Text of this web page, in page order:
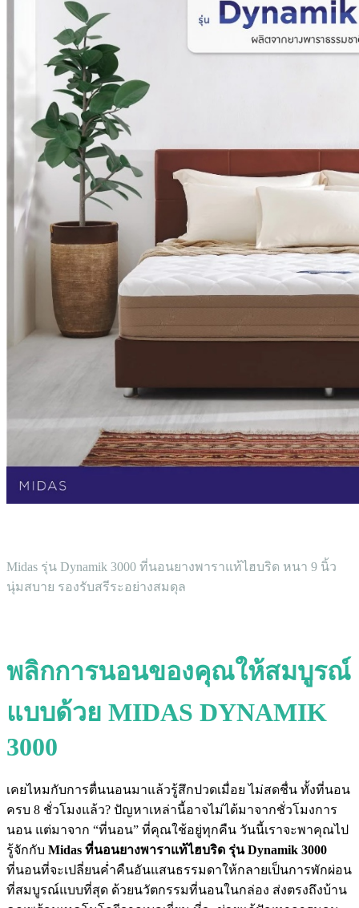
Midas รุ่น Dynamik 3000 ที่นอนยางพาราแท้ไฮบริด หนา 9 นิ้ว
นุ่มสบาย รองรับสรีระอย่างสมดุล
พลิกการนอนของคุณให้สมบูรณ์
แบบด้วย MIDAS DYNAMIK
3000
เคยไหมกับการตื่นนอนมาแล้วรู้สึกปวดเมื่อย ไม่สดชื่น ทั้งที่นอน
ครบ 8 ชั่วโมงแล้ว? ปัญหาเหล่านี้อาจไม่ได้มาจากชั่วโมงการ
นอน แต่มาจาก “ที่นอน” ที่คุณใช้อยู่ทุกคืน วันนี้เราจะพาคุณไป
รู้จักกับ Midas ที่นอนยางพาราแท้ไฮบริด รุ่น Dynamik 3000
ที่นอนที่จะเปลี่ยนค่ำคืนอันแสนธรรมดาให้กลายเป็นการพักผ่อน
ที่สมบูรณ์แบบที่สุด ด้วยนวัตกรรมที่นอนในกล่อง ส่งตรงถึงบ้าน